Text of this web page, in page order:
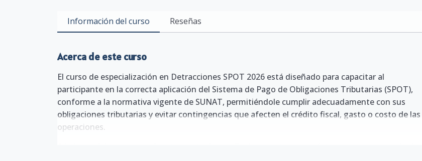
Información del curso Reseñas
Acerca de este curso
El curso de especialización en Detracciones SPOT 2026 está diseñado para capacitar al
participante en la correcta aplicación del Sistema de Pago de Obligaciones Tributarias (SPOT),
conforme a la normativa vigente de SUNAT, permitiéndole cumplir adecuadamente con sus
obligaciones tributarias y evitar contingencias que afecten el crédito fiscal, gasto o costo de las
operaciones.